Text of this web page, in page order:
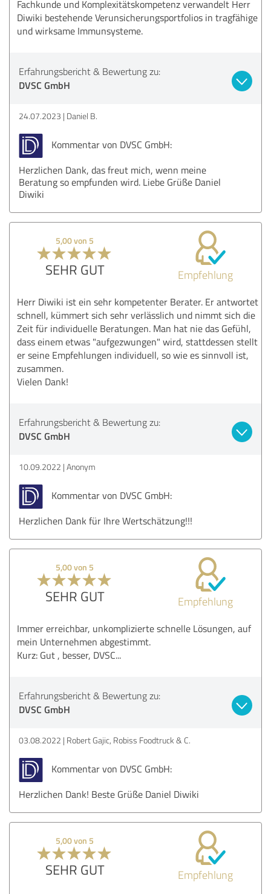
Fachkunde und Komplexitätskompetenz verwandelt Herr
Diwiki bestehende Verunsicherungsportfolios in tragfähige
und wirksame Immunsysteme.
Erfahrungsbericht & Bewertung zu:
DVSC GmbH
24.07.2023 Daniel B.
Kommentar von DVSC GmbH:
Herzlichen Dank, das freut mich, wenn meine
Beratung so empfunden wird. Liebe Grüße Daniel
Diwiki
5,00 von 5
SEHR GUT Empfehlung
Herr Diwiki ist ein sehr kompetenter Berater. Er antwortet
schnell, kümmert sich sehr verlässlich und nimmt sich die
Zeit für individuelle Beratungen. Man hat nie das Gefühl,
dass einem etwas "aufgezwungen" wird, stattdessen stellt
er seine Empfehlungen individuell, so wie es sinnvoll ist,
zusammen.
Vielen Dank!
Erfahrungsbericht & Bewertung zu:
DVSC GmbH
10.09.2022 Anonym
Kommentar von DVSC GmbH:
Herzlichen Dank für Ihre Wertschätzung!!!
5,00 von 5
SEHR GUT Empfehlung
Immer erreichbar, unkomplizierte schnelle Lösungen, auf
mein Unternehmen abgestimmt.
Kurz: Gut , besser, DVSC...
Erfahrungsbericht & Bewertung zu:
DVSC GmbH
03.08.2022 Robert Gajic, Robiss Foodtruck & C.
Kommentar von DVSC GmbH:
Herzlichen Dank! Beste Grüße Daniel Diwiki
5,00 von 5
SEHR GUT Empfehlung